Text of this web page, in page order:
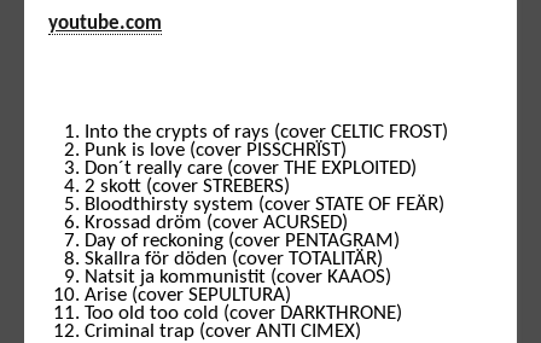
youtube.com
Into the crypts of rays (cover CELTIC FROST)
Punk is love (cover PISSCHRÏST)
Don´t really care (cover THE EXPLOITED)
2 skott (cover STREBERS)
Bloodthirsty system (cover STATE OF FEÄR)
Krossad dröm (cover ACURSED)
Day of reckoning (cover PENTAGRAM)
Skallra för döden (cover TOTALITÄR)
Natsit ja kommunistit (cover KAAOS)
Arise (cover SEPULTURA)
Too old too cold (cover DARKTHRONE)
Criminal trap (cover ANTI CIMEX)